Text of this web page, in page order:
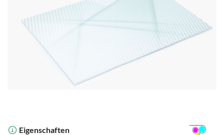
Eigenschaften